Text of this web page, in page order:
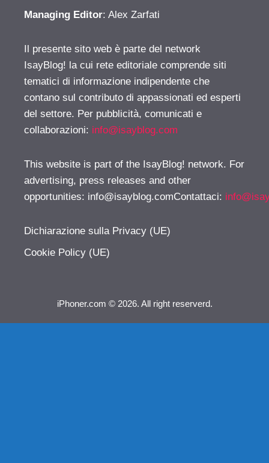
Managing Editor: Alex Zarfati
Il presente sito web è parte del network
IsayBlog! la cui rete editoriale comprende siti
tematici di informazione indipendente che
contano sul contributo di appassionati ed esperti
del settore. Per pubblicità, comunicati e
collaborazioni: info@isayblog.com
This website is part of the IsayBlog! network. For
advertising, press releases and other
opportunities: info@isayblog.comContattaci:
Dichiarazione sulla Privacy (UE)
Cookie Policy (UE)
iPhoner.com © 2026. All right reserverd.